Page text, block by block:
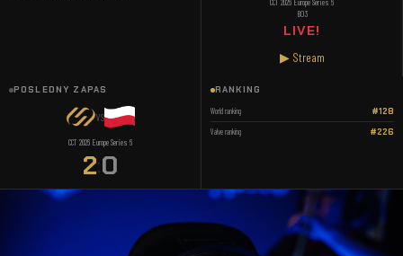
CCT 2026 Europe Series 6
BO3
LIVE!
▶ Stream
POSLEDNÝ ZÁPAS
VS
CCT 2026 Europe Series 6
2:0
RANKING
World ranking #128
Valve ranking #226